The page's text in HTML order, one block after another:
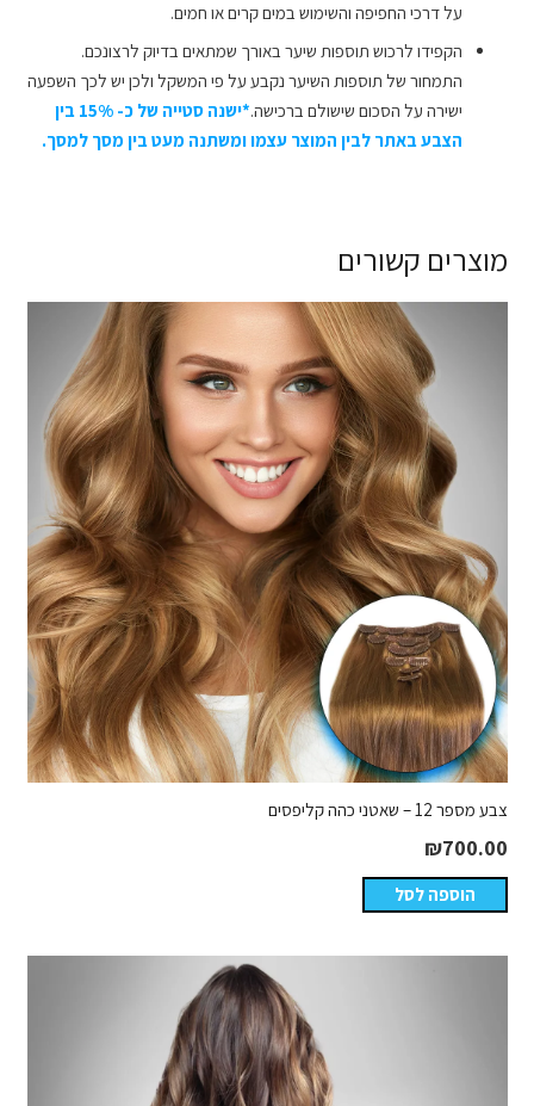
על דרכי החפיפה והשימוש במים קרים או חמים.
הקפידו לרכוש תוספות שיער באורך שמתאים בדיוק לרצונכם.
התמחור של תוספות השיער נקבע על פי המשקל ולכן יש לכך השפעה
ישירה על הסכום שישולם ברכישה.
*ישנה סטייה של כ- 15% בין
הצבע באתר לבין המוצר עצמו ומשתנה מעט בין מסך למסך.
מוצרים קשורים
צבע מספר 12 – שאטני כהה קליפסים
₪700.00
הוספה לסל